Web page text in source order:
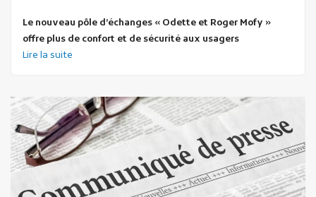
Le nouveau pôle d’échanges « Odette et Roger Mofy »
offre plus de confort et de sécurité aux usagers
Lire la suite